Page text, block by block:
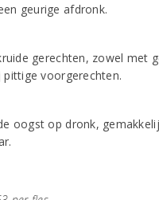
geurige afdronk.
gerechten, zowel met
voorgerechten.
oogst op dronk,